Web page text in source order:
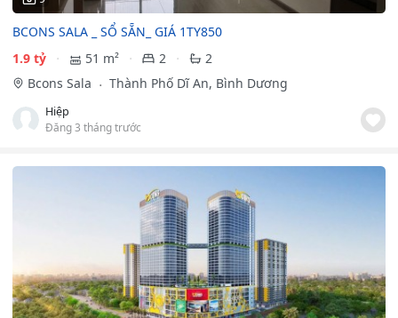
BCONS SALA _ SỔ SẴN_ GIÁ 1TY850
1.9 tỷ
51 m² 2
2
Bcons Sala
Thành Phố Dĩ An, Bình Dương
Hiệp
Đăng 3 tháng trước